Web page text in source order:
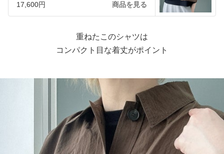
17,600円 商品を見る
重ねたこのシャツは
コンパクト目な着丈がポイント